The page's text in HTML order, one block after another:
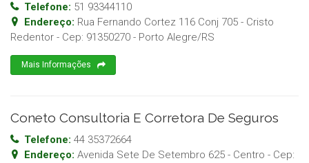
Telefone: 51 93344110
Endereço: Rua Fernando Cortez 116 Conj 705 - Cristo
Redentor - Cep: 91350270 - Porto Alegre/RS
Mais Informações
Coneto Consultoria E Corretora De Seguros
Telefone: 44 35372664
Endereço: Avenida Sete De Setembro 625 - Centro - Cep: